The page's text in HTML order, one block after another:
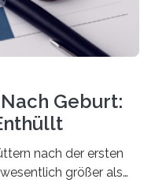
Geburt:
nach der ersten
größer als